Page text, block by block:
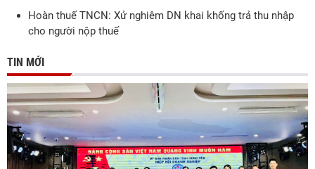
Hoàn thuế TNCN: Xử nghiêm DN khai khống trả thu nhập
cho người nộp thuế
TIN MỚI